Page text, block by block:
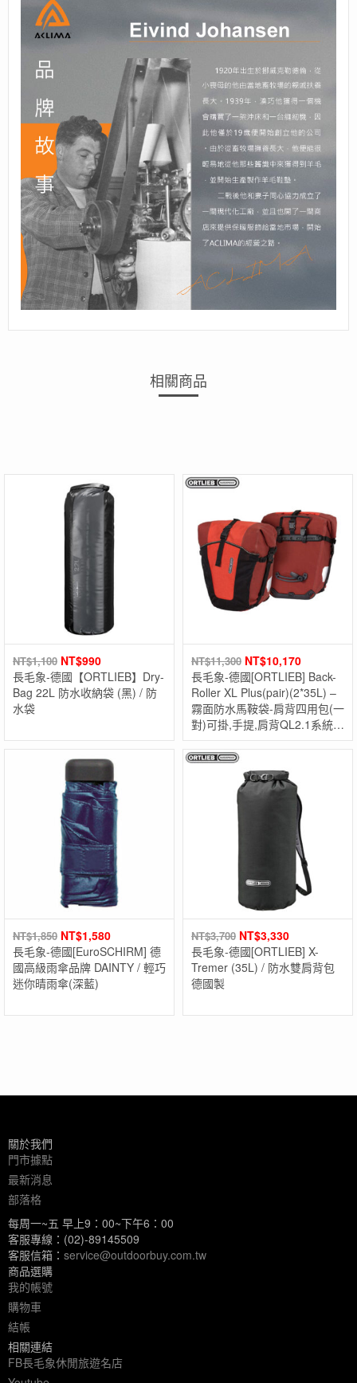
相關商品
NT$1,100 NT$990
長毛象-德國【ORTLIEB】Dry-
Bag 22L 防水收納袋 (黑) / 防
水袋
NT$11,300 NT$10,170
長毛象-德國[ORTLIEB] Back-
Roller XL Plus(pair)(2*35L) –
霧面防水馬鞍袋-肩背四用包(一
對)可掛,手提,肩背QL2.1系統
德國製
NT$1,850 NT$1,580
長毛象-德國[EuroSCHIRM] 德
國高級雨傘品牌 DAINTY / 輕巧
迷你晴雨傘(深藍)
NT$3,700 NT$3,330
長毛象-德國[ORTLIEB] X-
Tremer (35L) / 防水雙肩背包
德國製
關於我們
門市據點
最新消息
部落格
每周一~五 早上9：00~下午6：00
客服專線：(02)-89145509
客服信箱： service@outdoorbuy.com.tw
商品選購
我的帳號
購物車
結帳
相關連結
FB長毛象休閒旅遊名店